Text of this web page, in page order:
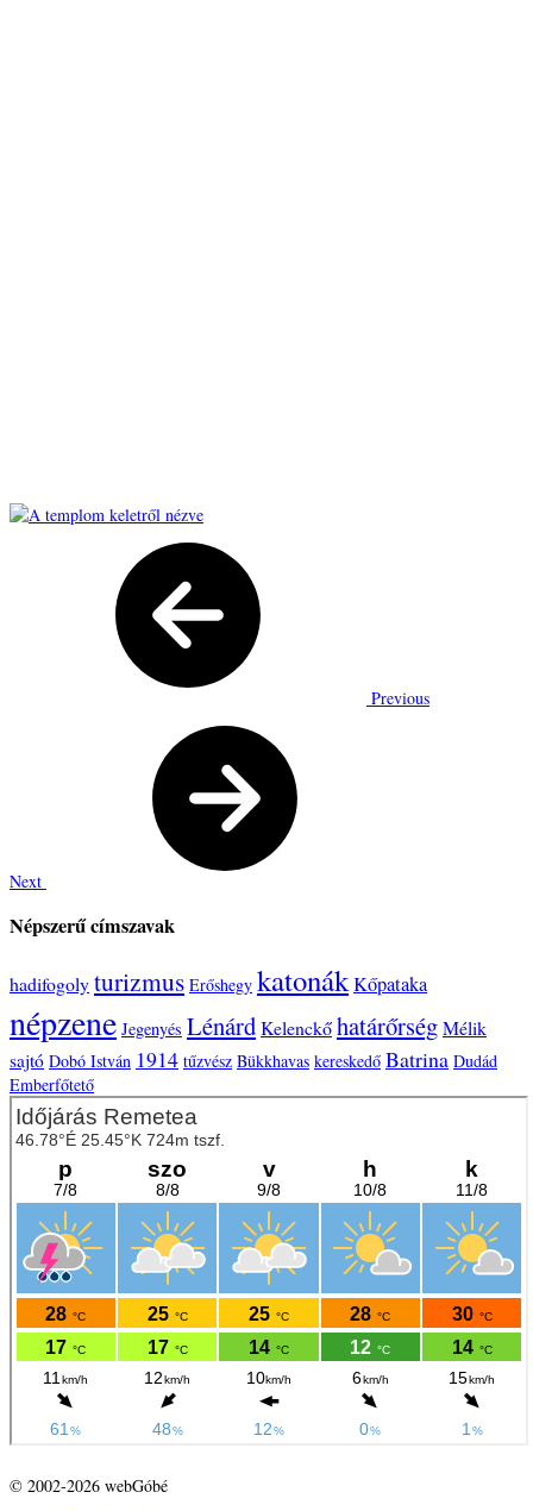
Previous
Next
Népszerű címszavak
hadifogolyturizmus Erőshegy katonákKőpataka
népzene Jegenyés LénárdKelenckőhatárőrségMélik
sajtó Dobó István 1914 tűzvész Bükkhavas kereskedő Batrina Dudád
Emberfőtető
© 2002-2026 webGóbé